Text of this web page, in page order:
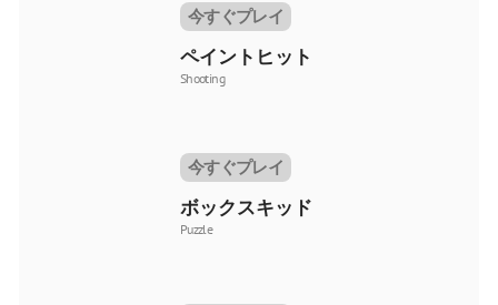
今すぐプレイ
ペイントヒット
Shooting
今すぐプレイ
ボックスキッド
Puzzle